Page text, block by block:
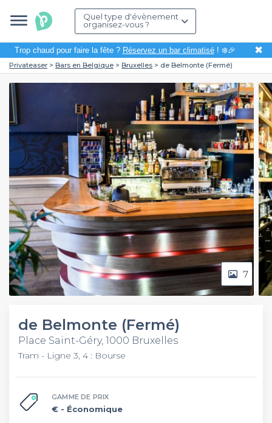
Quel type d'évènement
organisez-vous ?
Trop chaud pour faire la fête ? Réservez un bar climatisé! ❄️🎉 ✖
Privateaser Bars en Belgique Bruxelles de Belmonte (Fermé)
7
de Belmonte (Fermé)
Place Saint-Géry, 1000 Bruxelles
Tram - Ligne 3, 4 : Bourse
GAMME DE PRIX
€ - Économique